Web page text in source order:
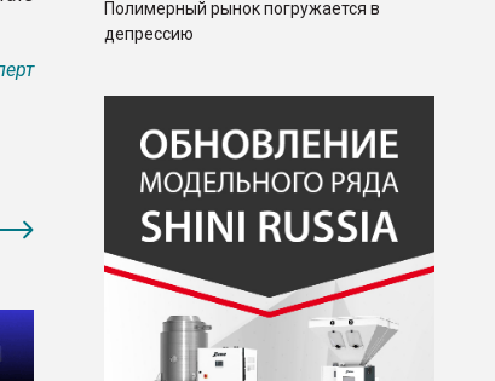
Полимерный рынок погружается в
депрессию